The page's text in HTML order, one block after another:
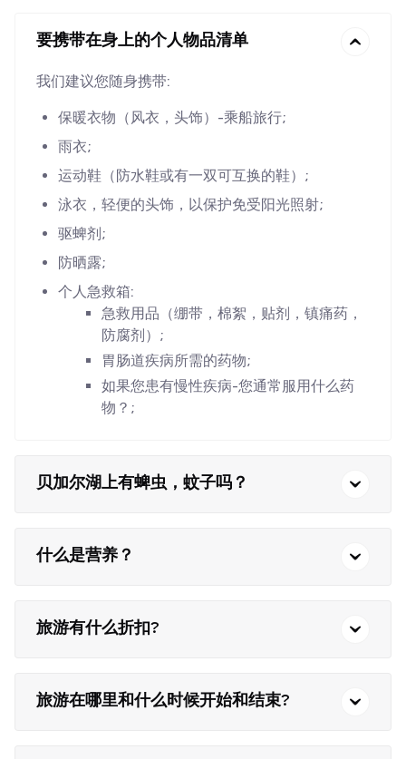
要携带在身上的个人物品清单
我们建议您随身携带:
保暖衣物（风衣，头饰）-乘船旅行;
雨衣;
运动鞋（防水鞋或有一双可互换的鞋）;
泳衣，轻便的头饰，以保护免受阳光照射;
驱蜱剂;
防晒露;
个人急救箱:
急救用品（绷带，棉絮，贴剂，镇痛药，
防腐剂）;
胃肠道疾病所需的药物;
如果您患有慢性疾病-您通常服用什么药
物？;
贝加尔湖上有蜱虫，蚊子吗？
什么是营养？
旅游有什么折扣?
旅游在哪里和什么时候开始和结束?